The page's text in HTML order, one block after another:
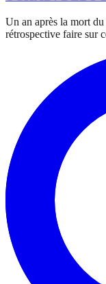
Un an après la mort
rétrospective faire sur